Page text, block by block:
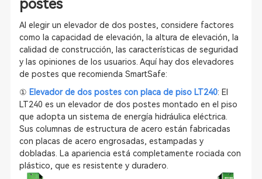
postes
Al elegir un elevador de dos postes, considere factores
como la capacidad de elevación, la altura de elevación, la
calidad de construcción, las características de seguridad
y las opiniones de los usuarios. Aquí hay dos elevadores
de postes que recomienda SmartSafe:
① Elevador de dos postes con placa de piso LT240: El
LT240 es un elevador de dos postes montado en el piso
que adopta un sistema de energía hidráulica eléctrica.
Sus columnas de estructura de acero están fabricadas
con placas de acero engrosadas, estampadas y
dobladas. La apariencia está completamente rociada con
plástico, que es resistente y duradero.